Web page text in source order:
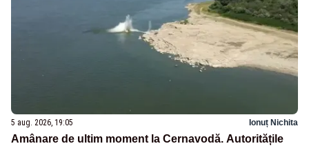
5 aug. 2026, 19:05 Ionuț Nichita
Amânare de ultim moment la Cernavodă. Autoritățile